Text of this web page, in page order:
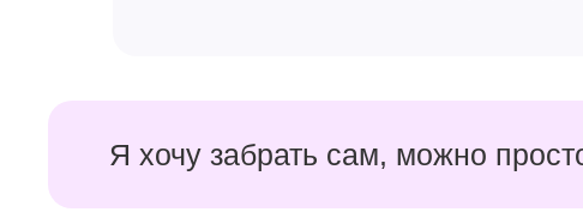
Я хочу забрать сам, можно